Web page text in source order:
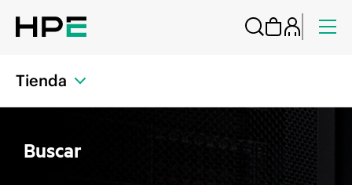
Tienda
Buscar